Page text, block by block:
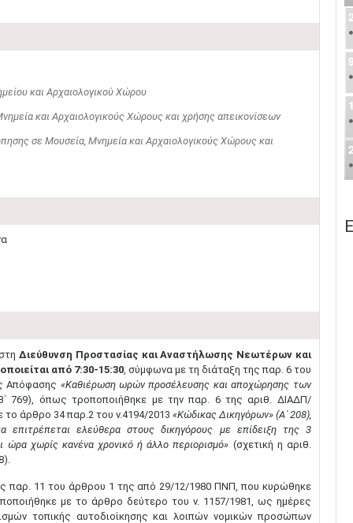
και Αρχαιολογικού Χώρου
και Αρχαιολογικούς Χώρους και χρήσης απεικονίσεων
σε Μουσεία, Μνημεία και Αρχαιολογικούς Χώρους και
Διεύθυνση Προστασίας και Αναστήλωσης Νεωτέρων και
από 7:30-15:30, σύμφωνα με τη διάταξη της παρ. 6 του
Απόφασης «Καθιέρωση ωρών προσέλευσης και αποχώρησης των
769), όπως τροποποιήθηκε με την παρ. 6 της αριθ. ΔΙΑΔΠ/
άρθρο 34 παρ.2 του ν.4194/2013 «Κώδικας Δικηγόρων» (Α΄ 208),
επιτρέπεται ελεύθερα στους δικηγόρους με επίδειξη της 3
ώρα χωρίς κανένα χρονικό ή άλλο περιορισμό» (σχετική η αριθ.
παρ. 11 του άρθρου 1 της από 29/12/1980 ΠΝΠ, που κυρώθηκε
με το άρθρο δεύτερο του ν. 1157/1981, ως ημέρες
τοπικής αυτοδιοίκησης και λοιπών νομικών προσώπων